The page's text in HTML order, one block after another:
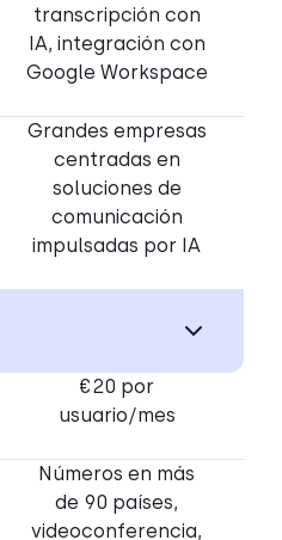
transcripción con
IA, integración con
Google Workspace
Grandes empresas
centradas en
soluciones de
comunicación
impulsadas por IA
€20 por
usuario/mes
Números en más
de 90 países,
videoconferencia,